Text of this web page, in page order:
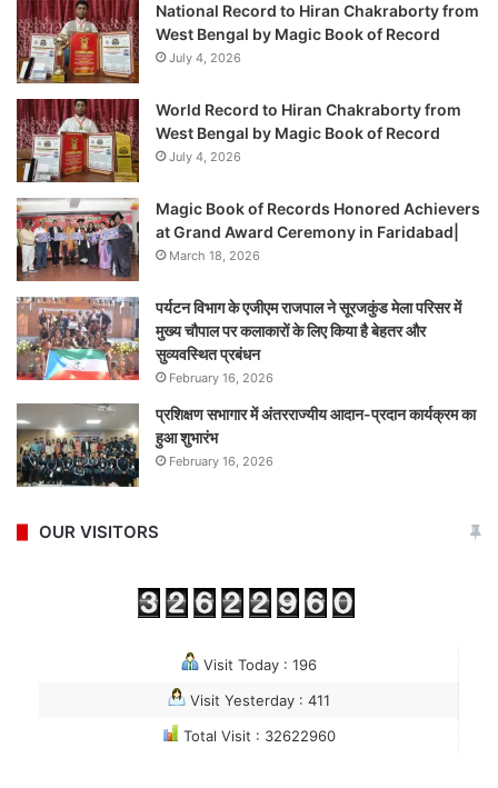
National Record to Hiran Chakraborty from
West Bengal by Magic Book of Record
July 4, 2026
World Record to Hiran Chakraborty from
West Bengal by Magic Book of Record
July 4, 2026
Magic Book of Records Honored Achievers
at Grand Award Ceremony in Faridabad|
March 18, 2026
पर्यटन विभाग के एजीएम राजपाल ने सूरजकुंड मेला परिसर में
मुख्य चौपाल पर कलाकारों के लिए किया है बेहतर और
सुव्यवस्थित प्रबंधन
February 16, 2026
प्रशिक्षण सभागार में अंतरराज्यीय आदान-प्रदान कार्यक्रम का
हुआ शुभारंभ
February 16, 2026
OUR VISITORS
Visit Today : 196
Visit Yesterday : 411
Total Visit : 32622960